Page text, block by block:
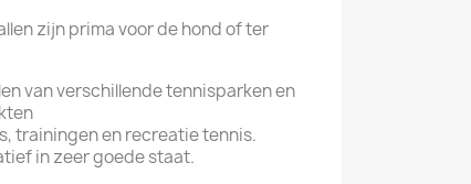
zijn prima voor de hond of ter
van verschillende tennisparken en
trainingen en recreatie tennis.
in zeer goede staat.